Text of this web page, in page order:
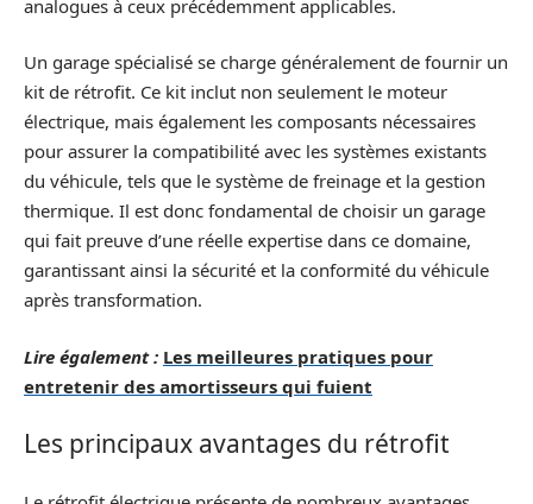
analogues à ceux précédemment applicables.
Un garage spécialisé se charge généralement de fournir un
kit de rétrofit. Ce kit inclut non seulement le moteur
électrique, mais également les composants nécessaires
pour assurer la compatibilité avec les systèmes existants
du véhicule, tels que le système de freinage et la gestion
thermique. Il est donc fondamental de choisir un garage
qui fait preuve d’une réelle expertise dans ce domaine,
garantissant ainsi la sécurité et la conformité du véhicule
après transformation.
Lire également : Les meilleures pratiques pour
entretenir des amortisseurs qui fuient
Les principaux avantages du rétrofit